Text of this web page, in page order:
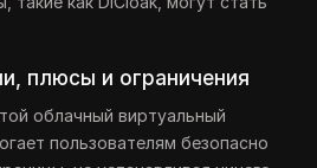
плюсы и ограничения
облачный виртуальный
пользователям безопасно